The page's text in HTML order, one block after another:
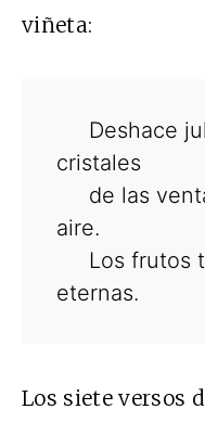
viñeta:
Deshace
cristales
de las
aire.
Los frutos
eternas.
Los siete versos